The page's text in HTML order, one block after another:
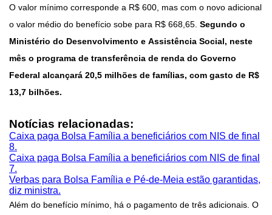
O valor mínimo corresponde a R$ 600, mas com o novo adicional
o valor médio do benefício sobe para R$ 668,65. Segundo o
Ministério do Desenvolvimento e Assistência Social, neste
mês o programa de transferência de renda do Governo
Federal alcançará 20,5 milhões de famílias, com gasto de R$
13,7 bilhões.
Notícias relacionadas:
Caixa paga Bolsa Família a beneficiários com NIS de final
8.
Caixa paga Bolsa Família a beneficiários com NIS de final
7.
Verbas para Bolsa Família e Pé-de-Meia estão garantidas,
diz ministra.
Além do benefício mínimo, há o pagamento de três adicionais. O